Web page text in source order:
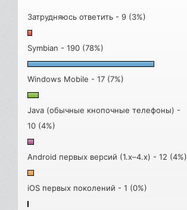
Затрудняюсь ответить - 9 (3%)
Symbian - 190 (78%)
Windows Mobile - 17 (7%)
Java (обычные кнопочные телефоны) -
10 (4%)
Android первых версий (1.x–4.x) - 12 (4%)
iOS первых поколений - 1 (0%)